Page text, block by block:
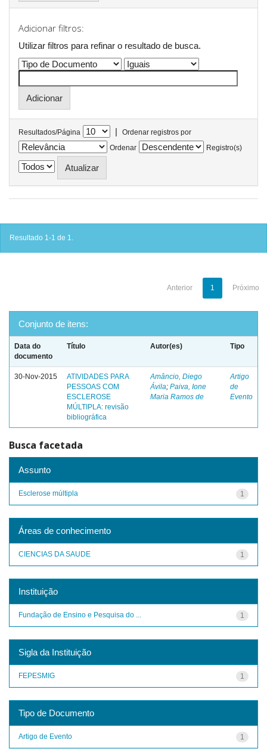
Adicionar filtros:
Utilizar filtros para refinar o resultado de busca.
Resultados/Página |
Ordenar registros por
Ordenar
Registro(s)
Resultado 1-1 de 1.
Anterior 1 Próximo
Conjunto de itens:
Data do
documento
Título Autor(es) Tipo
30-Nov-2015
ATIVIDADES PARA
PESSOAS COM
ESCLEROSE
MÚLTIPLA: revisão
bibliográfica
Amâncio, Diego
Ávila; Paiva, Ione
Maria Ramos de
Artigo
de
Evento
Busca facetada
Assunto
1
Esclerose múltipla
Áreas de conhecimento
1
CIENCIAS DA SAUDE
Instituição
1
Fundação de Ensino e Pesquisa do ...
Sigla da Instituição
1
FEPESMIG
Tipo de Documento
1
Artigo de Evento